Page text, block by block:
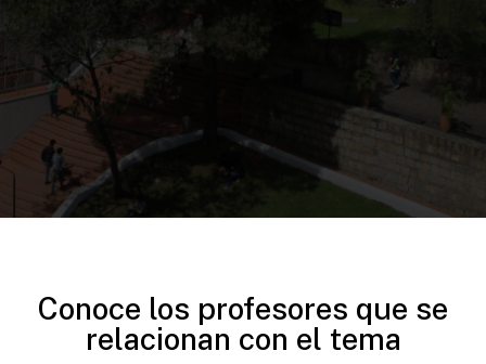
Conoce los profesores que se
relacionan con el tema